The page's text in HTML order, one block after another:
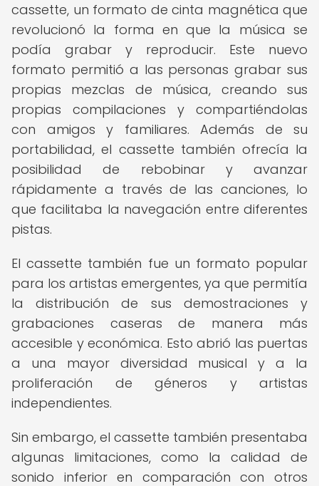
cassette, un formato de cinta magnética que
revolucionó la forma en que la música se
podía grabar y reproducir. Este nuevo
formato permitió a las personas grabar sus
propias mezclas de música, creando sus
propias compilaciones y compartiéndolas
con amigos y familiares. Además de su
portabilidad, el cassette también ofrecía la
posibilidad de rebobinar y avanzar
rápidamente a través de las canciones, lo
que facilitaba la navegación entre diferentes
pistas.
El cassette también fue un formato popular
para los artistas emergentes, ya que permitía
la distribución de sus demostraciones y
grabaciones caseras de manera más
accesible y económica. Esto abrió las puertas
a una mayor diversidad musical y a la
proliferación de géneros y artistas
independientes.
Sin embargo, el cassette también presentaba
algunas limitaciones, como la calidad de
sonido inferior en comparación con otros